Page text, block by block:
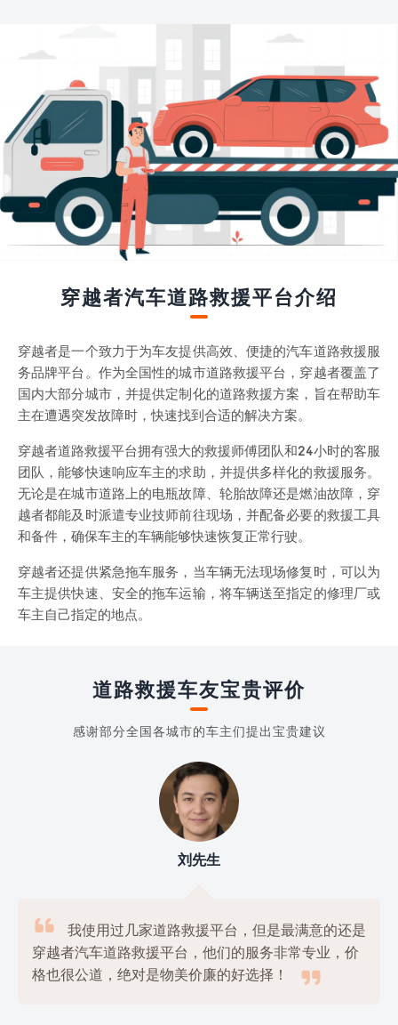
穿越者汽车道路救援平台介绍
穿越者是一个致力于为车友提供高效、便捷的汽车道路救援服
务品牌平台。作为全国性的城市道路救援平台，穿越者覆盖了
国内大部分城市，并提供定制化的道路救援方案，旨在帮助车
主在遭遇突发故障时，快速找到合适的解决方案。
穿越者道路救援平台拥有强大的救援师傅团队和24小时的客服
团队，能够快速响应车主的求助，并提供多样化的救援服务。
无论是在城市道路上的电瓶故障、轮胎故障还是燃油故障，穿
越者都能及时派遣专业技师前往现场，并配备必要的救援工具
和备件，确保车主的车辆能够快速恢复正常行驶。
穿越者还提供紧急拖车服务，当车辆无法现场修复时，可以为
车主提供快速、安全的拖车运输，将车辆送至指定的修理厂或
车主自己指定的地点。
道路救援车友宝贵评价
感谢部分全国各城市的车主们提出宝贵建议
刘先生

我使用过几家道路救援平台，但是最满意的还是
穿越者汽车道路救援平台，他们的服务非常专业，价
格也很公道，绝对是物美价廉的好选择！
